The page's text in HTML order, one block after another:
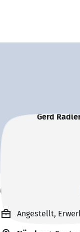
Gerd Radler
Angestellt,